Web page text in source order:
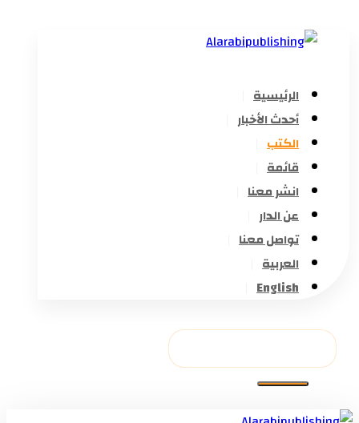
الرئيسية
أحدث الأخبار
الكتب
قائمة
انشر معنا
عن الدار
تواصل معنا
العربية
English